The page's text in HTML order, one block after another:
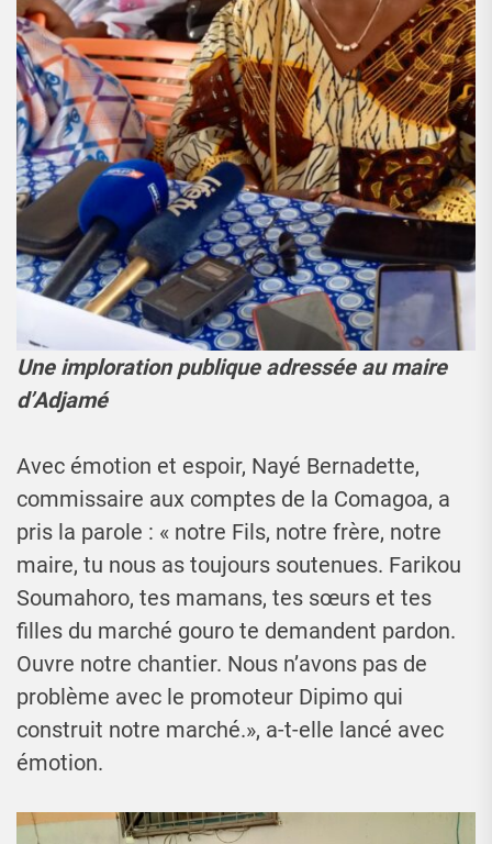
Une imploration publique adressée au maire
d’Adjamé
Avec émotion et espoir, Nayé Bernadette,
commissaire aux comptes de la Comagoa, a
pris la parole : « notre Fils, notre frère, notre
maire, tu nous as toujours soutenues. Farikou
Soumahoro, tes mamans, tes sœurs et tes
filles du marché gouro te demandent pardon.
Ouvre notre chantier. Nous n’avons pas de
problème avec le promoteur Dipimo qui
construit notre marché.», a-t-elle lancé avec
émotion.